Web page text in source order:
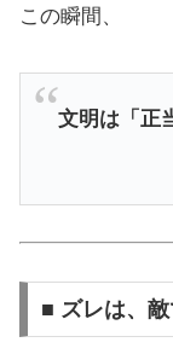
この瞬間、
文明は「正
■ ズレは、